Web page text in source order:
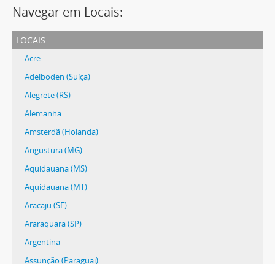
Navegar em Locais:
locais
Acre
Adelboden (Suíça)
Alegrete (RS)
Alemanha
Amsterdã (Holanda)
Angustura (MG)
Aquidauana (MS)
Aquidauana (MT)
Aracaju (SE)
Araraquara (SP)
Argentina
Assunção (Paraguai)